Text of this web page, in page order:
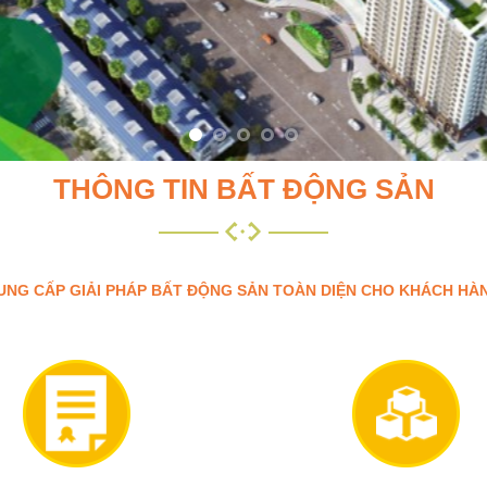
THÔNG TIN BẤT ĐỘNG SẢN
CẤP GIẢI PHÁP BẤT ĐỘNG SẢN TOÀN DIỆN CHO KHÁCH